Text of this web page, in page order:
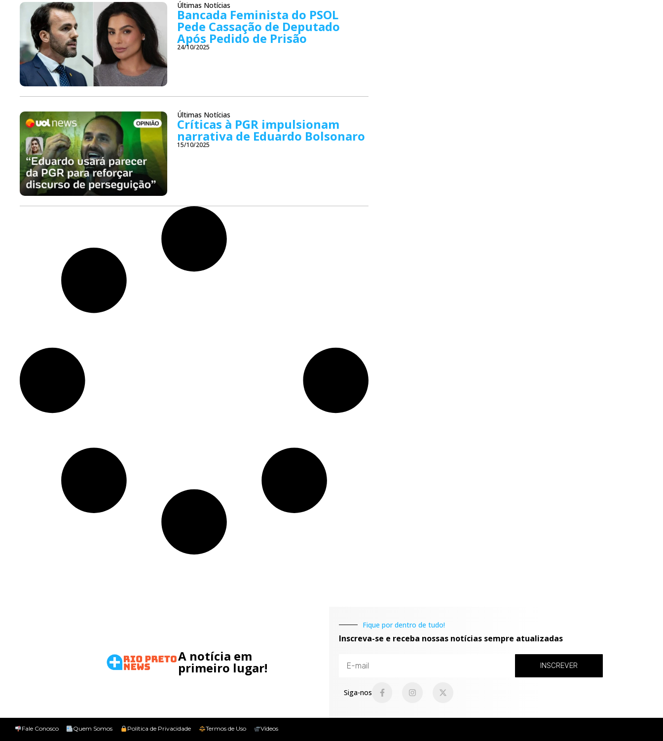
Últimas Notícias
Bancada Feminista do PSOL
Pede Cassação de Deputado
Após Pedido de Prisão
24/10/2025
Últimas Notícias
Críticas à PGR impulsionam
narrativa de Eduardo Bolsonaro
15/10/2025
A notícia em
primeiro lugar!
Fique por dentro de tudo!
Inscreva-se e receba nossas notícias sempre atualizadas
INSCREVER
Siga-nos
Fale Conosco Quem Somos Política de Privacidade Termos de Uso Vídeos